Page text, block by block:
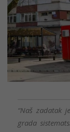
“Naš zadatak
grada